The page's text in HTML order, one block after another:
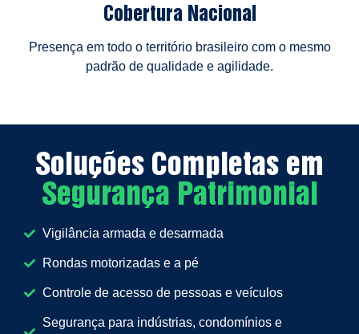
Cobertura Nacional
Presença em todo o território brasileiro com o mesmo
padrão de qualidade e agilidade.
Soluções Completas em
Segurança Patrimonial
Vigilância armada e desarmada
Rondas motorizadas e a pé
Controle de acesso de pessoas e veículos
Segurança para indústrias, condomínios e